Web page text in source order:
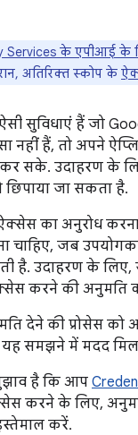
Services के एपीआई के
अतिरिक्त स्कोप के
सुविधाएं हैं जो
नहीं हैं, तो अपने
सके. उदाहरण के
जा सकता है.
का अनुरोध
चाहिए, जब
है. उदाहरण के लिए,
करने की अनुमति
देने की प्रोसेस
यह समझने में मदद
है कि आप
करने के लिए,
करें.